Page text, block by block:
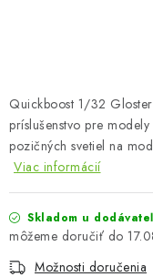
PREDÁVANÉ ZNAČKY
O Nás Moja
Postup pri podávaní
Prevodník modelárskych
Quickboost 1/32
príslušenstvo pre
pozičných svetiel na
Viac informácií
Skladom u
Možnosti doručenia